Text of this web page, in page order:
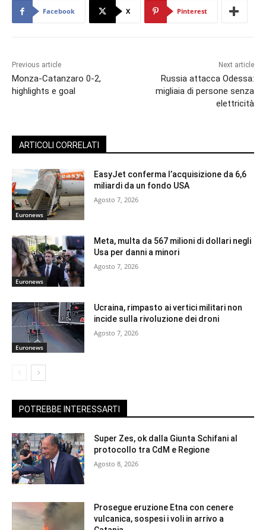
Facebook X Pinterest
Previous article
Monza-Catanzaro 0-2,
highlights e goal
Next article
Russia attacca Odessa:
migliaia di persone senza
elettricità
ARTICOLI CORRELATI
Euronews
EasyJet conferma l’acquisizione da 6,6
miliardi da un fondo USA
Agosto 7, 2026
Euronews
Meta, multa da 567 milioni di dollari negli
Usa per danni a minori
Agosto 7, 2026
Euronews
Ucraina, rimpasto ai vertici militari non
incide sulla rivoluzione dei droni
Agosto 7, 2026
POTREBBE INTERESSARTI
Super Zes, ok dalla Giunta Schifani al
protocollo tra CdM e Regione
Agosto 8, 2026
Prosegue eruzione Etna con cenere
vulcanica, sospesi i voli in arrivo a